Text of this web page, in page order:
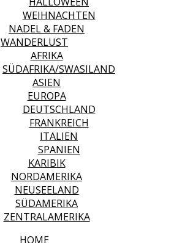
WEIHNACHTEN
NADEL & FADEN
WANDERLUST
AFRIKA
SÜDAFRIKA/SWASILAND
ASIEN
EUROPA
DEUTSCHLAND
FRANKREICH
ITALIEN
SPANIEN
KARIBIK
NORDAMERIKA
NEUSEELAND
SÜDAMERIKA
ZENTRALAMERIKA
HOME